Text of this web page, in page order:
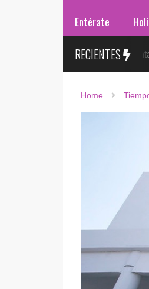
Entérate
RECIENTES
Sr. González presenta Aire de
Home